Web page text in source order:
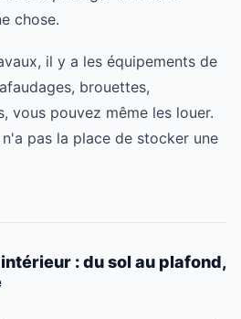
chose.
il y a les équipements de
brouettes,
vous pouvez même les louer.
pas la place de stocker une
: du sol au plafond,